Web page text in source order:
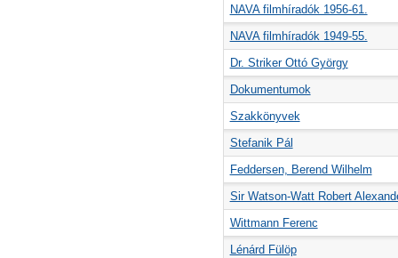
NAVA filmhíradók 1956-61.
NAVA filmhíradók 1949-55.
Dr. Striker Ottó György
Dokumentumok
Szakkönyvek
Stefanik Pál
Feddersen, Berend Wilhelm
Sir Watson-Watt Robert
Wittmann Ferenc
Lénárd Fülöp